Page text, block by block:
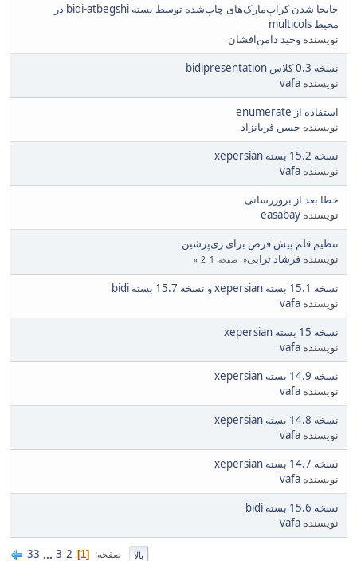
جابجا شدن کراپ‌مارک‌های چاپ‌شده توسط بسته bidi-atbegshi در
محیط multicols
نویسنده وحید دامن‌افشان
نسخه 0.3 کلاس bidipresentation
نویسنده vafa
استفاده از enumerate
نویسنده حسن قربانزاد
نسخه 15.2 بسته xepersian
نویسنده vafa
خطا بعد از بروزرسانی
نویسنده easabay
تنظیم قلم پیش فرض برای زی‌پرشین
نویسنده فرشاد ترابی صفحه 1
2
نسخه 15.1 بسته xepersian و نسخه 15.7 بسته bidi
نویسنده vafa
نسخه 15 بسته xepersian
نویسنده vafa
نسخه 14.9 بسته xepersian
نویسنده vafa
نسخه 14.8 بسته xepersian
نویسنده vafa
نسخه 14.7 بسته xepersian
نویسنده vafa
نسخه 15.6 بسته bidi
نویسنده vafa
بالا صفحه 1
2
3
...
33